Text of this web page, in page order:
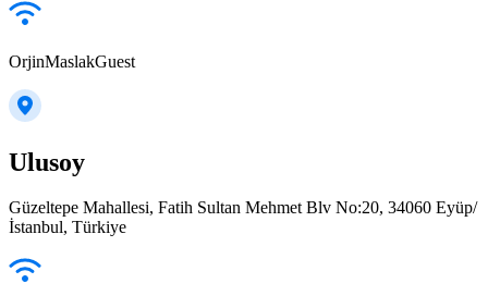
OrjinMaslakGuest
Ulusoy
Güzeltepe Mahallesi, Fatih Sultan Mehmet Blv No:20, 34060 Eyüp/
İstanbul, Türkiye